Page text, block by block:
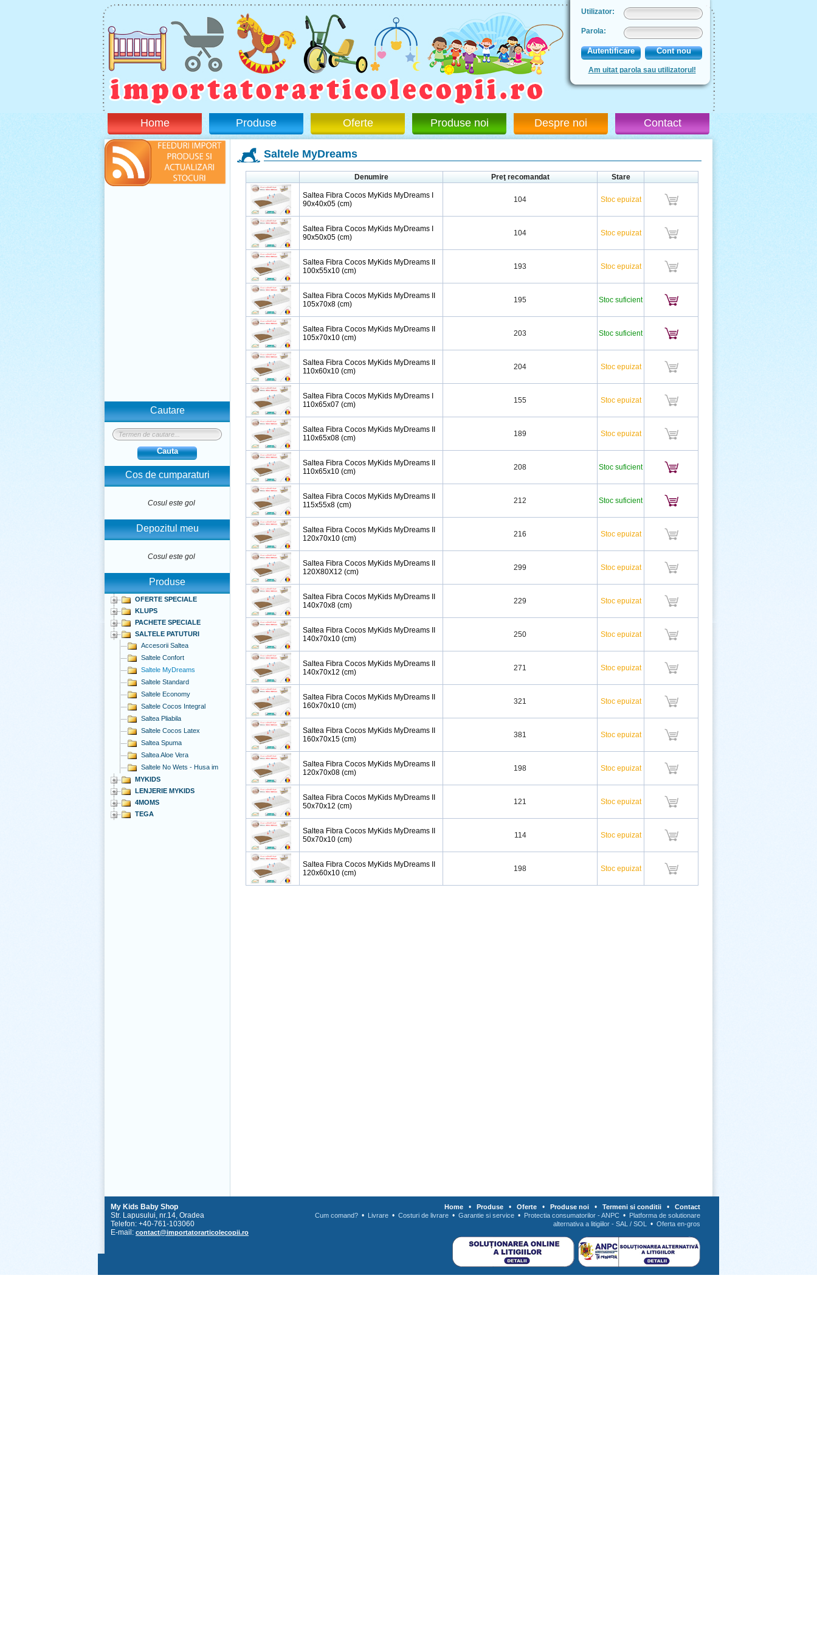
Utilizator:
Parola:
Autentificare Cont nou
Am uitat parola sau utilizatorul!
Home Produse Oferte Produse noi Despre noi Contact
Cautare
Cauta
Cos de cumparaturi
Cosul este gol
Depozitul meu
Cosul este gol
Produse
OFERTE SPECIALE
KLUPS
PACHETE SPECIALE
SALTELE PATUTURI
Accesorii Saltea
Saltele Confort
Saltele MyDreams
Saltele Standard
Saltele Economy
Saltele Cocos Integral
Saltea Pliabila
Saltele Cocos Latex
Saltea Spuma
Saltea Aloe Vera
Saltele No Wets - Husa im
MYKIDS
LENJERIE MYKIDS
4MOMS
TEGA
Saltele MyDreams
Denumire Preţ recomandat Stare
Saltea Fibra Cocos MyKids MyDreams I
90x40x05 (cm)
104 Stoc epuizat
Saltea Fibra Cocos MyKids MyDreams I
90x50x05 (cm)
104 Stoc epuizat
Saltea Fibra Cocos MyKids MyDreams II
100x55x10 (cm)
193 Stoc epuizat
Saltea Fibra Cocos MyKids MyDreams II
105x70x8 (cm)
195 Stoc suficient
Saltea Fibra Cocos MyKids MyDreams II
105x70x10 (cm)
203 Stoc suficient
Saltea Fibra Cocos MyKids MyDreams II
110x60x10 (cm)
204 Stoc epuizat
Saltea Fibra Cocos MyKids MyDreams I
110x65x07 (cm)
155 Stoc epuizat
Saltea Fibra Cocos MyKids MyDreams II
110x65x08 (cm)
189 Stoc epuizat
Saltea Fibra Cocos MyKids MyDreams II
110x65x10 (cm)
208 Stoc suficient
Saltea Fibra Cocos MyKids MyDreams II
115x55x8 (cm)
212 Stoc suficient
Saltea Fibra Cocos MyKids MyDreams II
120x70x10 (cm)
216 Stoc epuizat
Saltea Fibra Cocos MyKids MyDreams II
120X80X12 (cm)
299 Stoc epuizat
Saltea Fibra Cocos MyKids MyDreams II
140x70x8 (cm)
229 Stoc epuizat
Saltea Fibra Cocos MyKids MyDreams II
140x70x10 (cm)
250 Stoc epuizat
Saltea Fibra Cocos MyKids MyDreams II
140x70x12 (cm)
271 Stoc epuizat
Saltea Fibra Cocos MyKids MyDreams II
160x70x10 (cm)
321 Stoc epuizat
Saltea Fibra Cocos MyKids MyDreams II
160x70x15 (cm)
381 Stoc epuizat
Saltea Fibra Cocos MyKids MyDreams II
120x70x08 (cm)
198 Stoc epuizat
Saltea Fibra Cocos MyKids MyDreams II
50x70x12 (cm)
121 Stoc epuizat
Saltea Fibra Cocos MyKids MyDreams II
50x70x10 (cm)
114 Stoc epuizat
Saltea Fibra Cocos MyKids MyDreams II
120x60x10 (cm)
198 Stoc epuizat
My Kids Baby Shop
Str. Lapusului, nr.14, Oradea
Telefon: +40-761-103060
E-mail: contact@importatorarticolecopii.ro
Home • Produse • Oferte • Produse noi • Termeni si conditii • Contact
Cum comand? • Livrare • Costuri de livrare • Garantie si service • Protectia consumatorilor - ANPC • Platforma de solutionare
alternativa a litigiilor - SAL / SOL
• Oferta en-gros